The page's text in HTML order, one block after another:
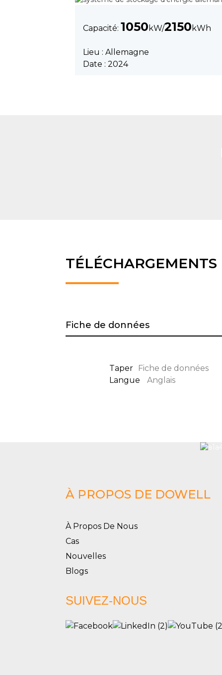
Capacité: 1050 kW/2150 kWh
Lieu : Allemagne
Date : 2024
TÉLÉCHARGEMENTS
Fiche de données
Taper
Fiche de données
Langue
Anglais
À PROPOS DE DOWELL
À Propos De Nous
Cas
Nouvelles
Blogs
SUIVEZ-NOUS